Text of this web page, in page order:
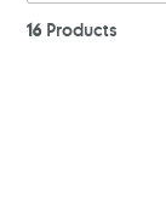
16Products